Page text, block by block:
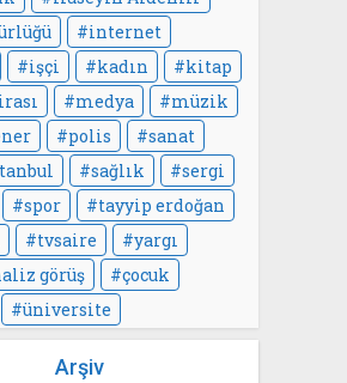
internet
işçi kadın
kitap
medya
müzik
polis
sanat
sağlık
sergi
spor
tayyip erdoğan
tvsaire
yargı
görüş
çocuk
üniversite
Arşiv